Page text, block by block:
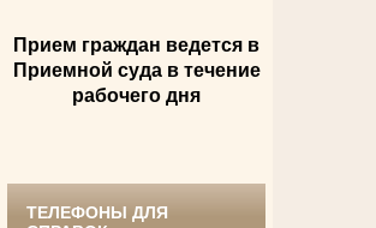
Андрющенкова Тамара Ивановна
Труженица тыла в годы
Великой Отечественной войны
Судья Белгородского областного суда
в период с 1959 по 1974 гг.
Прием граждан ведется в
Приемной суда в течение
рабочего дня
ТЕЛЕФОНЫ ДЛЯ